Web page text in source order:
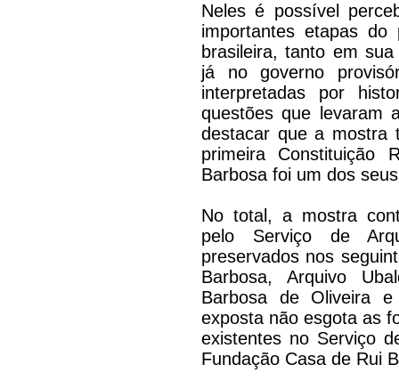
Neles é possível
importantes etapas do
brasileira, tanto em
já no governo
interpretadas por
questões que levaram
destacar que a mostra
primeira Constituição
Barbosa foi um dos
No total, a mostra
pelo Serviço de
preservados nos
Barbosa, Arquivo
Barbosa de Oliveira
exposta não esgota as
existentes no Serviço
Fundação Casa de Rui